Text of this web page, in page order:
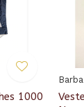
1000